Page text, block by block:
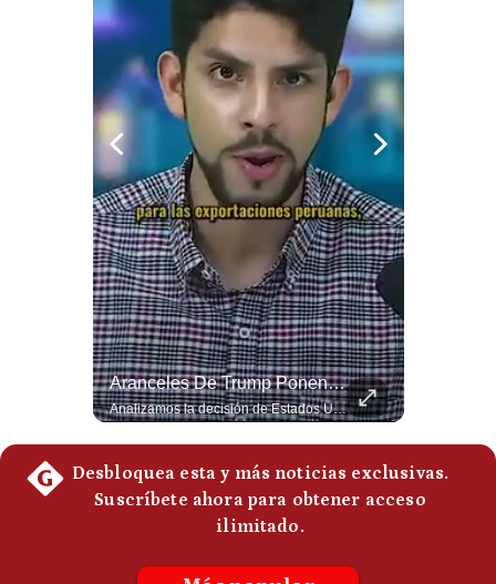
gestion.pe
Privacidad
Preguntas
Frecuentes
Aranceles De Trump Ponen Bajo Presión A Las Exportaciones Del Perú | #EnClaveEconómica
Analizamos la decisión de Estados Unidos de imponer nuevos aranceles a Perú y otros 59 países por presuntos incumplimientos relacionados con el trabajo forzoso. Esta medida amenaza envíos peruanos valorados en más de US$ 5.300 millones, lo que representa casi la mitad de todo lo que el Perú exportó al mercado estadounidense el año pasado. #EconomiaPeru #ExportacionesPeru #DonaldTrump #Aranceles #ComercioExterior #ArancelesTrump #NoticiasPeru #EEUU 👉 Suscríbete y activa la campana para no perderte nuestro análisis diario. 🌎 Síguenos en nuestras redes sociales: 📌 Web oficial: https://gestion.pe/mundo/ 📌 LinkedIn: http://bit.ly/3HYIET0 📌 X (Twitter): http://bit.ly/4noZtX9 📌 TikTok: http://bit.ly/4evB6TO